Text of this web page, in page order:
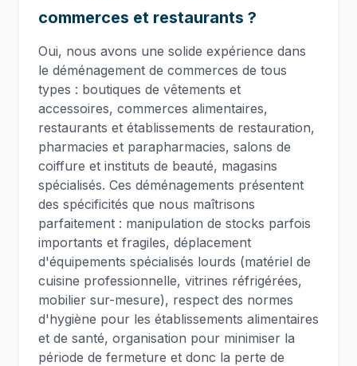
commerces et restaurants ?
Oui, nous avons une solide expérience dans
le déménagement de commerces de tous
types : boutiques de vêtements et
accessoires, commerces alimentaires,
restaurants et établissements de restauration,
pharmacies et parapharmacies, salons de
coiffure et instituts de beauté, magasins
spécialisés. Ces déménagements présentent
des spécificités que nous maîtrisons
parfaitement : manipulation de stocks parfois
importants et fragiles, déplacement
d'équipements spécialisés lourds (matériel de
cuisine professionnelle, vitrines réfrigérées,
mobilier sur-mesure), respect des normes
d'hygiène pour les établissements alimentaires
et de santé, organisation pour minimiser la
période de fermeture et donc la perte de